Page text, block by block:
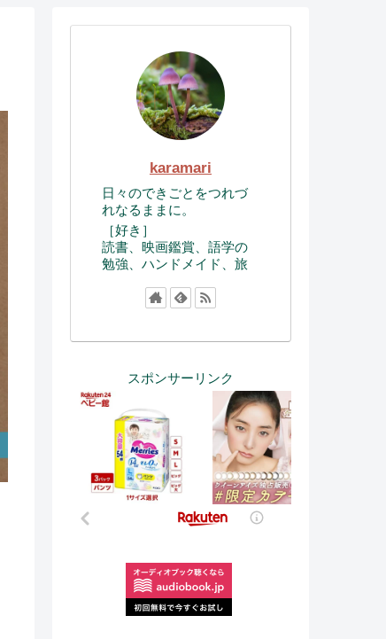
karamari
日々のできごとをつれづ
れなるままに。
［好き］
読書、映画鑑賞、語学の
勉強、ハンドメイド、旅
スポンサーリンク